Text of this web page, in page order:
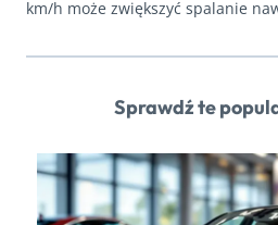
km/h może zwiększyć spalanie
Sprawdź te